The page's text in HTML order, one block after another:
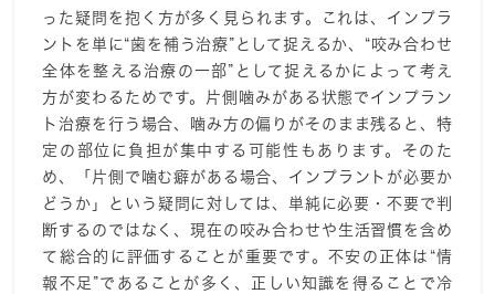
った疑問を抱く方が多く見られます。これは、インプラ
ントを単に“歯を補う治療”として捉えるか、“咬み合わせ
全体を整える治療の一部”として捉えるかによって考え
方が変わるためです。片側噛みがある状態でインプラン
ト治療を行う場合、噛み方の偏りがそのまま残ると、特
定の部位に負担が集中する可能性もあります。そのた
め、「片側で噛む癖がある場合、インプラントが必要か
どうか」という疑問に対しては、単純に必要・不要で判
断するのではなく、現在の咬み合わせや生活習慣を含め
て総合的に評価することが重要です。不安の正体は“情
報不足”であることが多く、正しい知識を得ることで冷